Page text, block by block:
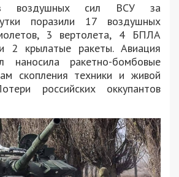
воздушных сил ВСУ за
поразили 17 воздушных
3 вертолета, 4 БПЛА
2 крылатые ракеты. Авиация
наносила ракетно-бомбовые
скопления техники и живой
российских оккупантов